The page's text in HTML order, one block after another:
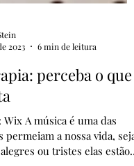
2023
6 min de leitura
perceba o que
A música é uma das